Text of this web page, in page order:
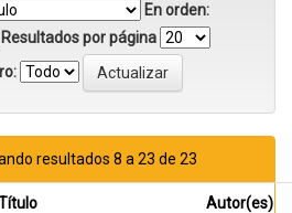
En orden:
Resultados por página
resultados 8 a 23 de 23
Autor(es)